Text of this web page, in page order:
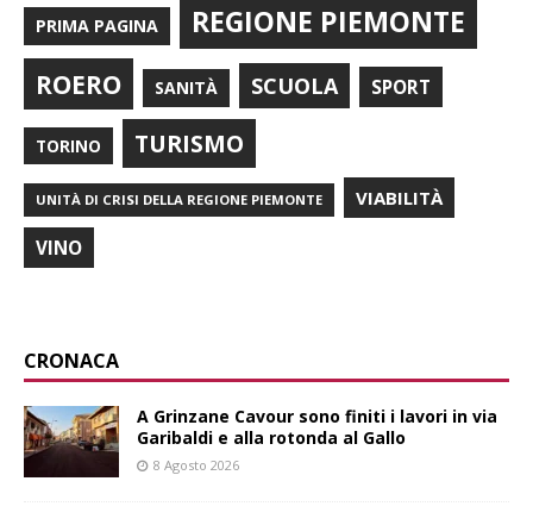
PRIMA PAGINA REGIONE PIEMONTE
ROERO SANITÀ SCUOLA SPORT
TORINO TURISMO
UNITÀ DI CRISI DELLA REGIONE PIEMONTE VIABILITÀ
VINO
CRONACA
A Grinzane Cavour sono finiti i lavori in via
Garibaldi e alla rotonda al Gallo
8 Agosto 2026